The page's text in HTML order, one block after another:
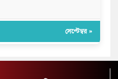
সেপ্টেম্বর »